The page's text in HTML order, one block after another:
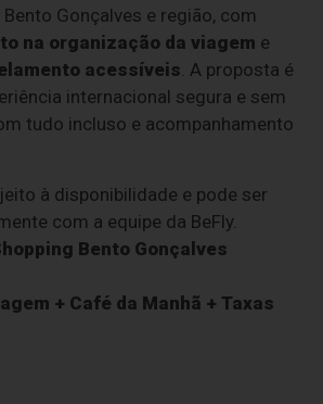
Gonçalves e região, com
na organização da viagem e
acessíveis . A proposta é
internacional segura e sem
tudo incluso e acompanhamento
à disponibilidade e pode ser
com a equipe da BeFly.
Bento Gonçalves
+ Café da Manhã + Taxas